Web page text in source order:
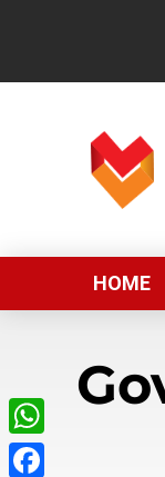
HOME
WhatsApp